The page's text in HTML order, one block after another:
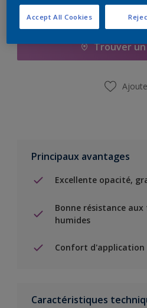
Ajouter à la
Trouver
Principaux avantages
Excellente opacité,
Bonne résistance
humides
Confort d'application
Caractéristiques
Accept All Cookies